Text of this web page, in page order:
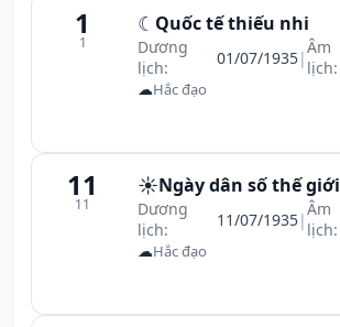
1
1
☾ Quốc tế thiếu nhi
Dương
lịch:
01/07/1935|Âm
lịch:
☁Hắc đạo
11
11
☀️Ngày dân số thế giới
Dương
lịch:
11/07/1935|Âm
lịch:
☁Hắc đạo